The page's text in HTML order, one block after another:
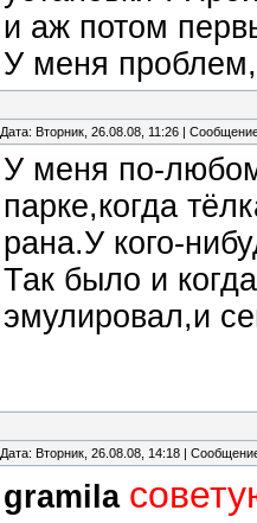
и аж потом
У меня
Дата: Вторник, 26.08.08, 11:26 |
У меня по-
парке,когда
рана.У кого-
Так было и
эмулировал,и
Дата: Вторник, 26.08.08, 14:18 |
gramila